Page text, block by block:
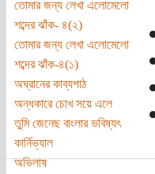
তোমার জন্য লেখা এলোমেলো
শব্দের ঝাঁক- ৪(২)
তোমার জন্য লেখা এলোমেলো
শব্দের ঝাঁক-৪(১)
অঘ্রানের কাব্যপাঠ
অন্ধকারে চোখ সয়ে এলে
তুমি জেনেছ বাংলার ভবিষ্যৎ
কার্নিভ্যাল
অভিলাষ